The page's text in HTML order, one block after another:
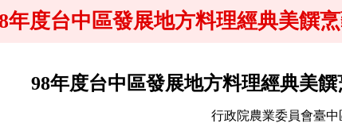
年度台中區發展地方料理經典美饌
98年度台中區發展地方料理經典美
行政院農業委員會臺